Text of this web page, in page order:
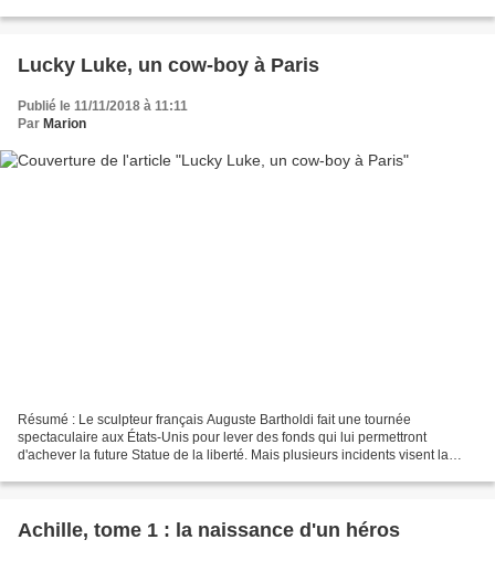
Lucky Luke, un cow-boy à Paris
Publié le 11/11/2018 à 11:11
Par Marion
Résumé : Le sculpteur français Auguste Bartholdi fait une tournée
spectaculaire aux États-Unis pour lever des fonds qui lui permettront
d'achever la future Statue de la liberté. Mais plusieurs incidents visent la
Achille, tome 1 : la naissance d'un héros